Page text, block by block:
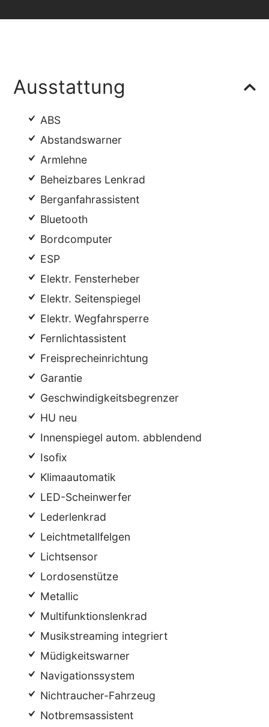
Ausstattung
ABS
Abstandswarner
Armlehne
Beheizbares Lenkrad
Berganfahrassistent
Bluetooth
Bordcomputer
ESP
Elektr. Fensterheber
Elektr. Seitenspiegel
Elektr. Wegfahrsperre
Fernlichtassistent
Freisprecheinrichtung
Garantie
Geschwindigkeitsbegrenzer
HU neu
Innenspiegel autom. abblendend
Isofix
Klimaautomatik
LED-Scheinwerfer
Lederlenkrad
Leichtmetallfelgen
Lichtsensor
Lordosenstütze
Metallic
Multifunktionslenkrad
Musikstreaming integriert
Müdigkeitswarner
Navigationssystem
Nichtraucher-Fahrzeug
Notbremsassistent